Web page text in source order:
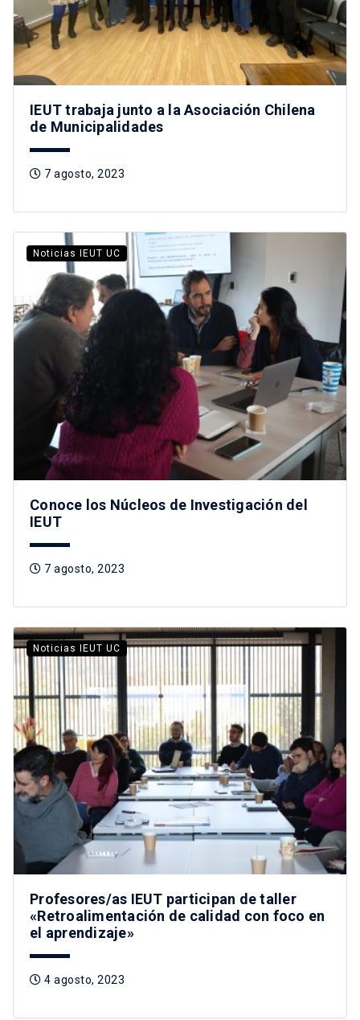
IEUT trabaja junto a la Asociación Chilena
de Municipalidades
7 agosto, 2023
Noticias IEUT UC
Conoce los Núcleos de Investigación del
IEUT
7 agosto, 2023
Noticias IEUT UC
Profesores/as IEUT participan de taller
«Retroalimentación de calidad con foco en
el aprendizaje»
4 agosto, 2023